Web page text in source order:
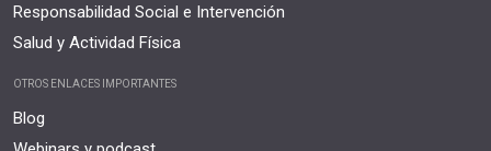
Responsabilidad Social e Intervención
Salud y Actividad Física
OTROS ENLACES IMPORTANTES
Blog